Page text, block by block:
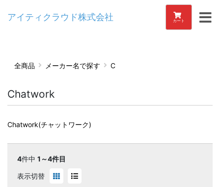
アイティクラウド株式会社 カート
全商品 メーカー名で探す C
Chatwork
Chatwork(チャットワーク)
4件中 1～4件目
表示切替